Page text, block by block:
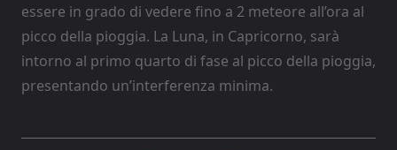
essere in grado di vedere fino a 2 meteore all’ora al
picco della pioggia. La Luna, in Capricorno, sarà
intorno al primo quarto di fase al picco della pioggia,
presentando un’interferenza minima.